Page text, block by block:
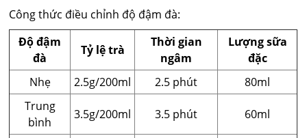
Công thức điều chỉnh độ đậm đà:
Độ đậm
đà
Tỷ lệ trà
Thời gian
ngâm
Lượng sữa
đặc
Nhẹ
2.5g/200ml 2.5 phút
80ml
Trung
bình
3.5g/200ml 3.5 phút 60ml